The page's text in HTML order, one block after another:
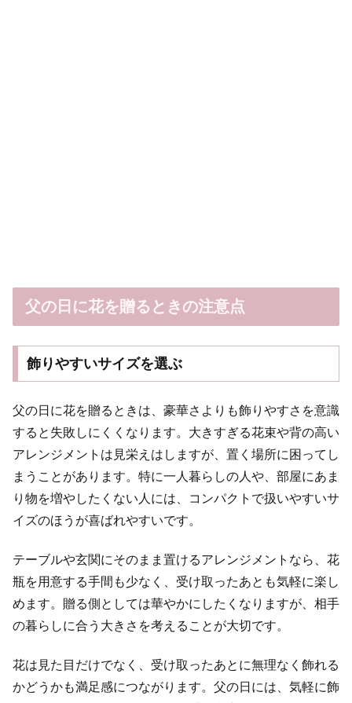
父の日に花を贈るときの注意点
飾りやすいサイズを選ぶ
父の日に花を贈るときは、豪華さよりも飾りやすさを意識
すると失敗しにくくなります。大きすぎる花束や背の高い
アレンジメントは見栄えはしますが、置く場所に困ってし
まうことがあります。特に一人暮らしの人や、部屋にあま
り物を増やしたくない人には、コンパクトで扱いやすいサ
イズのほうが喜ばれやすいです。
テーブルや玄関にそのまま置けるアレンジメントなら、花
瓶を用意する手間も少なく、受け取ったあとも気軽に楽し
めます。贈る側としては華やかにしたくなりますが、相手
の暮らしに合う大きさを考えることが大切です。
花は見た目だけでなく、受け取ったあとに無理なく飾れる
かどうかも満足感につながります。父の日には、気軽に飾